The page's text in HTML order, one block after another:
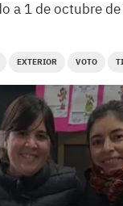
a 1 de octubre
EXTERIOR VOTO